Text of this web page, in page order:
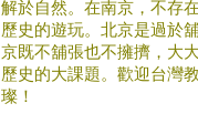
解於自然。在南京，不存
歷史的遊玩。北京是過於
京既不舖張也不擁擠，大
歷史的大課題。歡迎台灣
璨！